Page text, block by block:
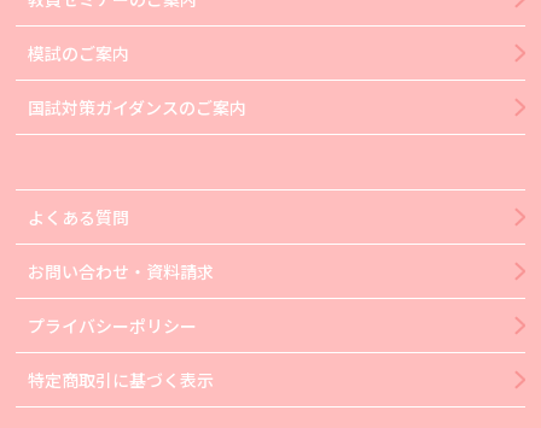
模試のご案内
国試対策ガイダンスのご案内
よくある質問
お問い合わせ・資料請求
プライバシーポリシー
特定商取引に基づく表示